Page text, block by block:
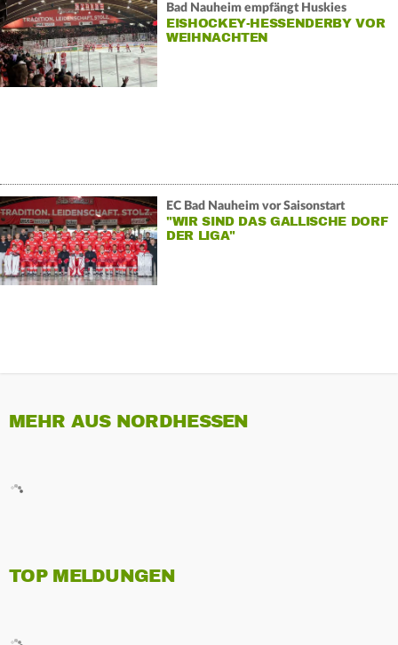
Bad Nauheim empfängt Huskies
EISHOCKEY-HESSENDERBY VOR
WEIHNACHTEN
EC Bad Nauheim vor Saisonstart
"WIR SIND DAS GALLISCHE DORF
DER LIGA"
MEHR AUS NORDHESSEN
TOP MELDUNGEN